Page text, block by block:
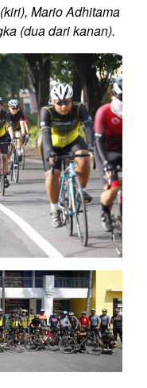
Mario Adhitama
(dua dari kanan).